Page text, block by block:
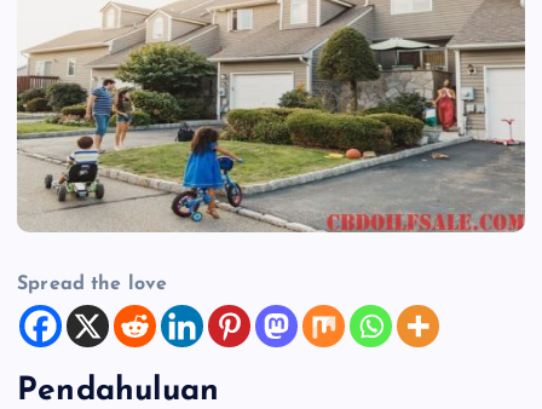
Spread the love
Pendahuluan